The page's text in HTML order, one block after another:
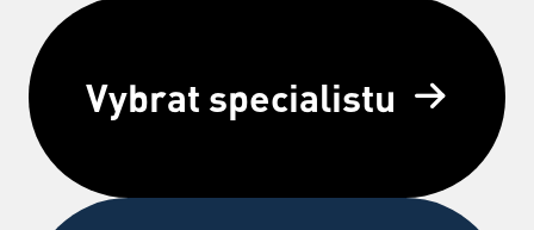
Vybrat specialistu